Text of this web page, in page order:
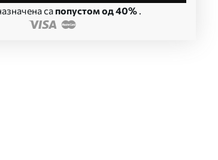
са попустом од 40%.